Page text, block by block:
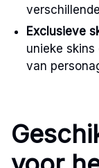
Exclusieve
unieke
van